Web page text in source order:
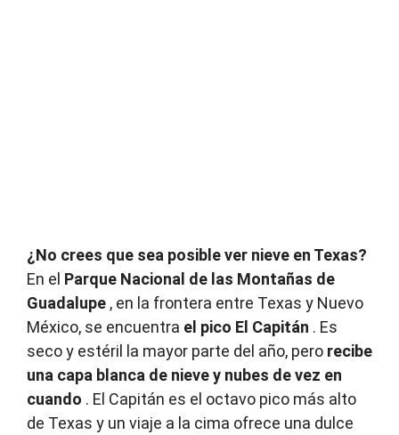
¿No crees que sea posible ver nieve en Texas?
En el Parque Nacional de las Montañas de
Guadalupe , en la frontera entre Texas y Nuevo
México, se encuentra el pico El Capitán . Es
seco y estéril la mayor parte del año, pero recibe
una capa blanca de nieve y nubes de vez en
cuando . El Capitán es el octavo pico más alto
de Texas y un viaje a la cima ofrece una dulce